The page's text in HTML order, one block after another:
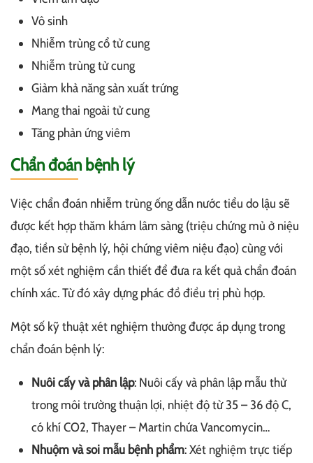
Vô sinh
Nhiễm trùng cổ tử cung
Nhiễm trùng tử cung
Giảm khả năng sản xuất trứng
Mang thai ngoài tử cung
Tăng phản ứng viêm
Chẩn đoán bệnh lý
Việc chẩn đoán nhiễm trùng ống dẫn nước tiểu do lậu sẽ
được kết hợp thăm khám lâm sàng (triệu chứng mủ ở niệu
đạo, tiền sử bệnh lý, hội chứng viêm niệu đạo) cùng với
một số xét nghiệm cần thiết để đưa ra kết quả chẩn đoán
chính xác. Từ đó xây dựng phác đồ điều trị phù hợp.
Một số kỹ thuật xét nghiệm thường được áp dụng trong
chẩn đoán bệnh lý:
Nuôi cấy và phân lập: Nuôi cấy và phân lập mẫu thử
trong môi trường thuận lợi, nhiệt độ từ 35 – 36 độ C,
có khí CO2, Thayer – Martin chứa Vancomycin…
Nhuộm và soi mẫu bệnh phẩm: Xét nghiệm trực tiếp